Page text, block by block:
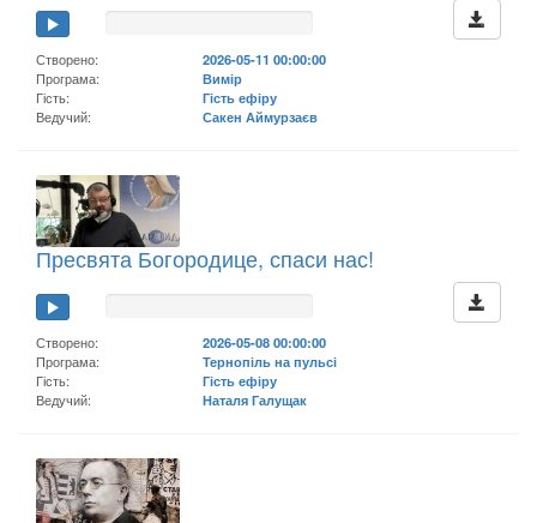
Створено:
2026-05-11 00:00:00
Програма:
Вимір
Гість:
Гість ефіру
Ведучий:
Сакен Аймурзаєв
Пресвята Богородице, спаси нас!
Створено:
2026-05-08 00:00:00
Програма:
Тернопіль на пульсі
Гість:
Гість ефіру
Ведучий:
Наталя Галущак